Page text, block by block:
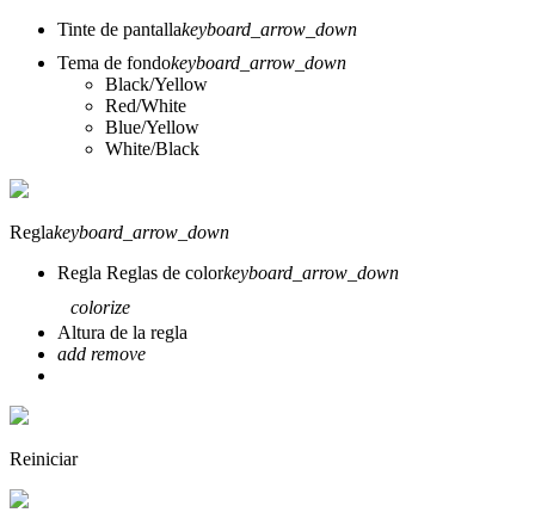
Tinte de pantallakeyboard_arrow_down
Tema de fondokeyboard_arrow_down
Black/Yellow
Red/White
Blue/Yellow
White/Black
Reglakeyboard_arrow_down
Regla Reglas de colorkeyboard_arrow_down
colorize
Altura de la regla
add remove
Reiniciar